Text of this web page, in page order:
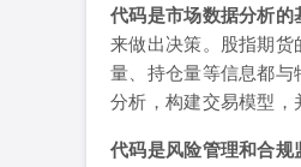
代码是市场数据分析的
来做出决策。股指期
量、持仓量等信息都
分析，构建交易模型，
代码是风险管理和合规